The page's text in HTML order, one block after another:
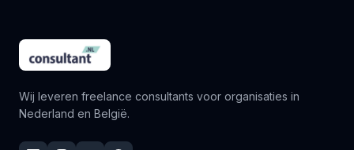
Wij leveren freelance consultants voor organisaties in
Nederland en België.